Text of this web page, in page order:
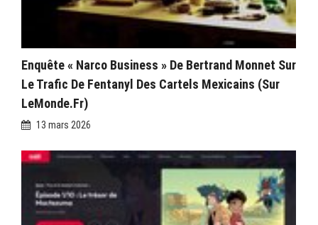
Enquête « Narco Business » De Bertrand Monnet Sur
Le Trafic De Fentanyl Des Cartels Mexicains (sur
LeMonde.fr)
13 mars 2026